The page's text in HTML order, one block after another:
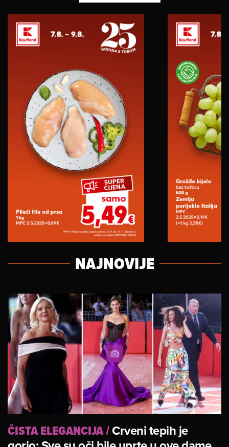
NAJNOVIJE
ČISTA ELEGANCIJA/Crveni tepih je